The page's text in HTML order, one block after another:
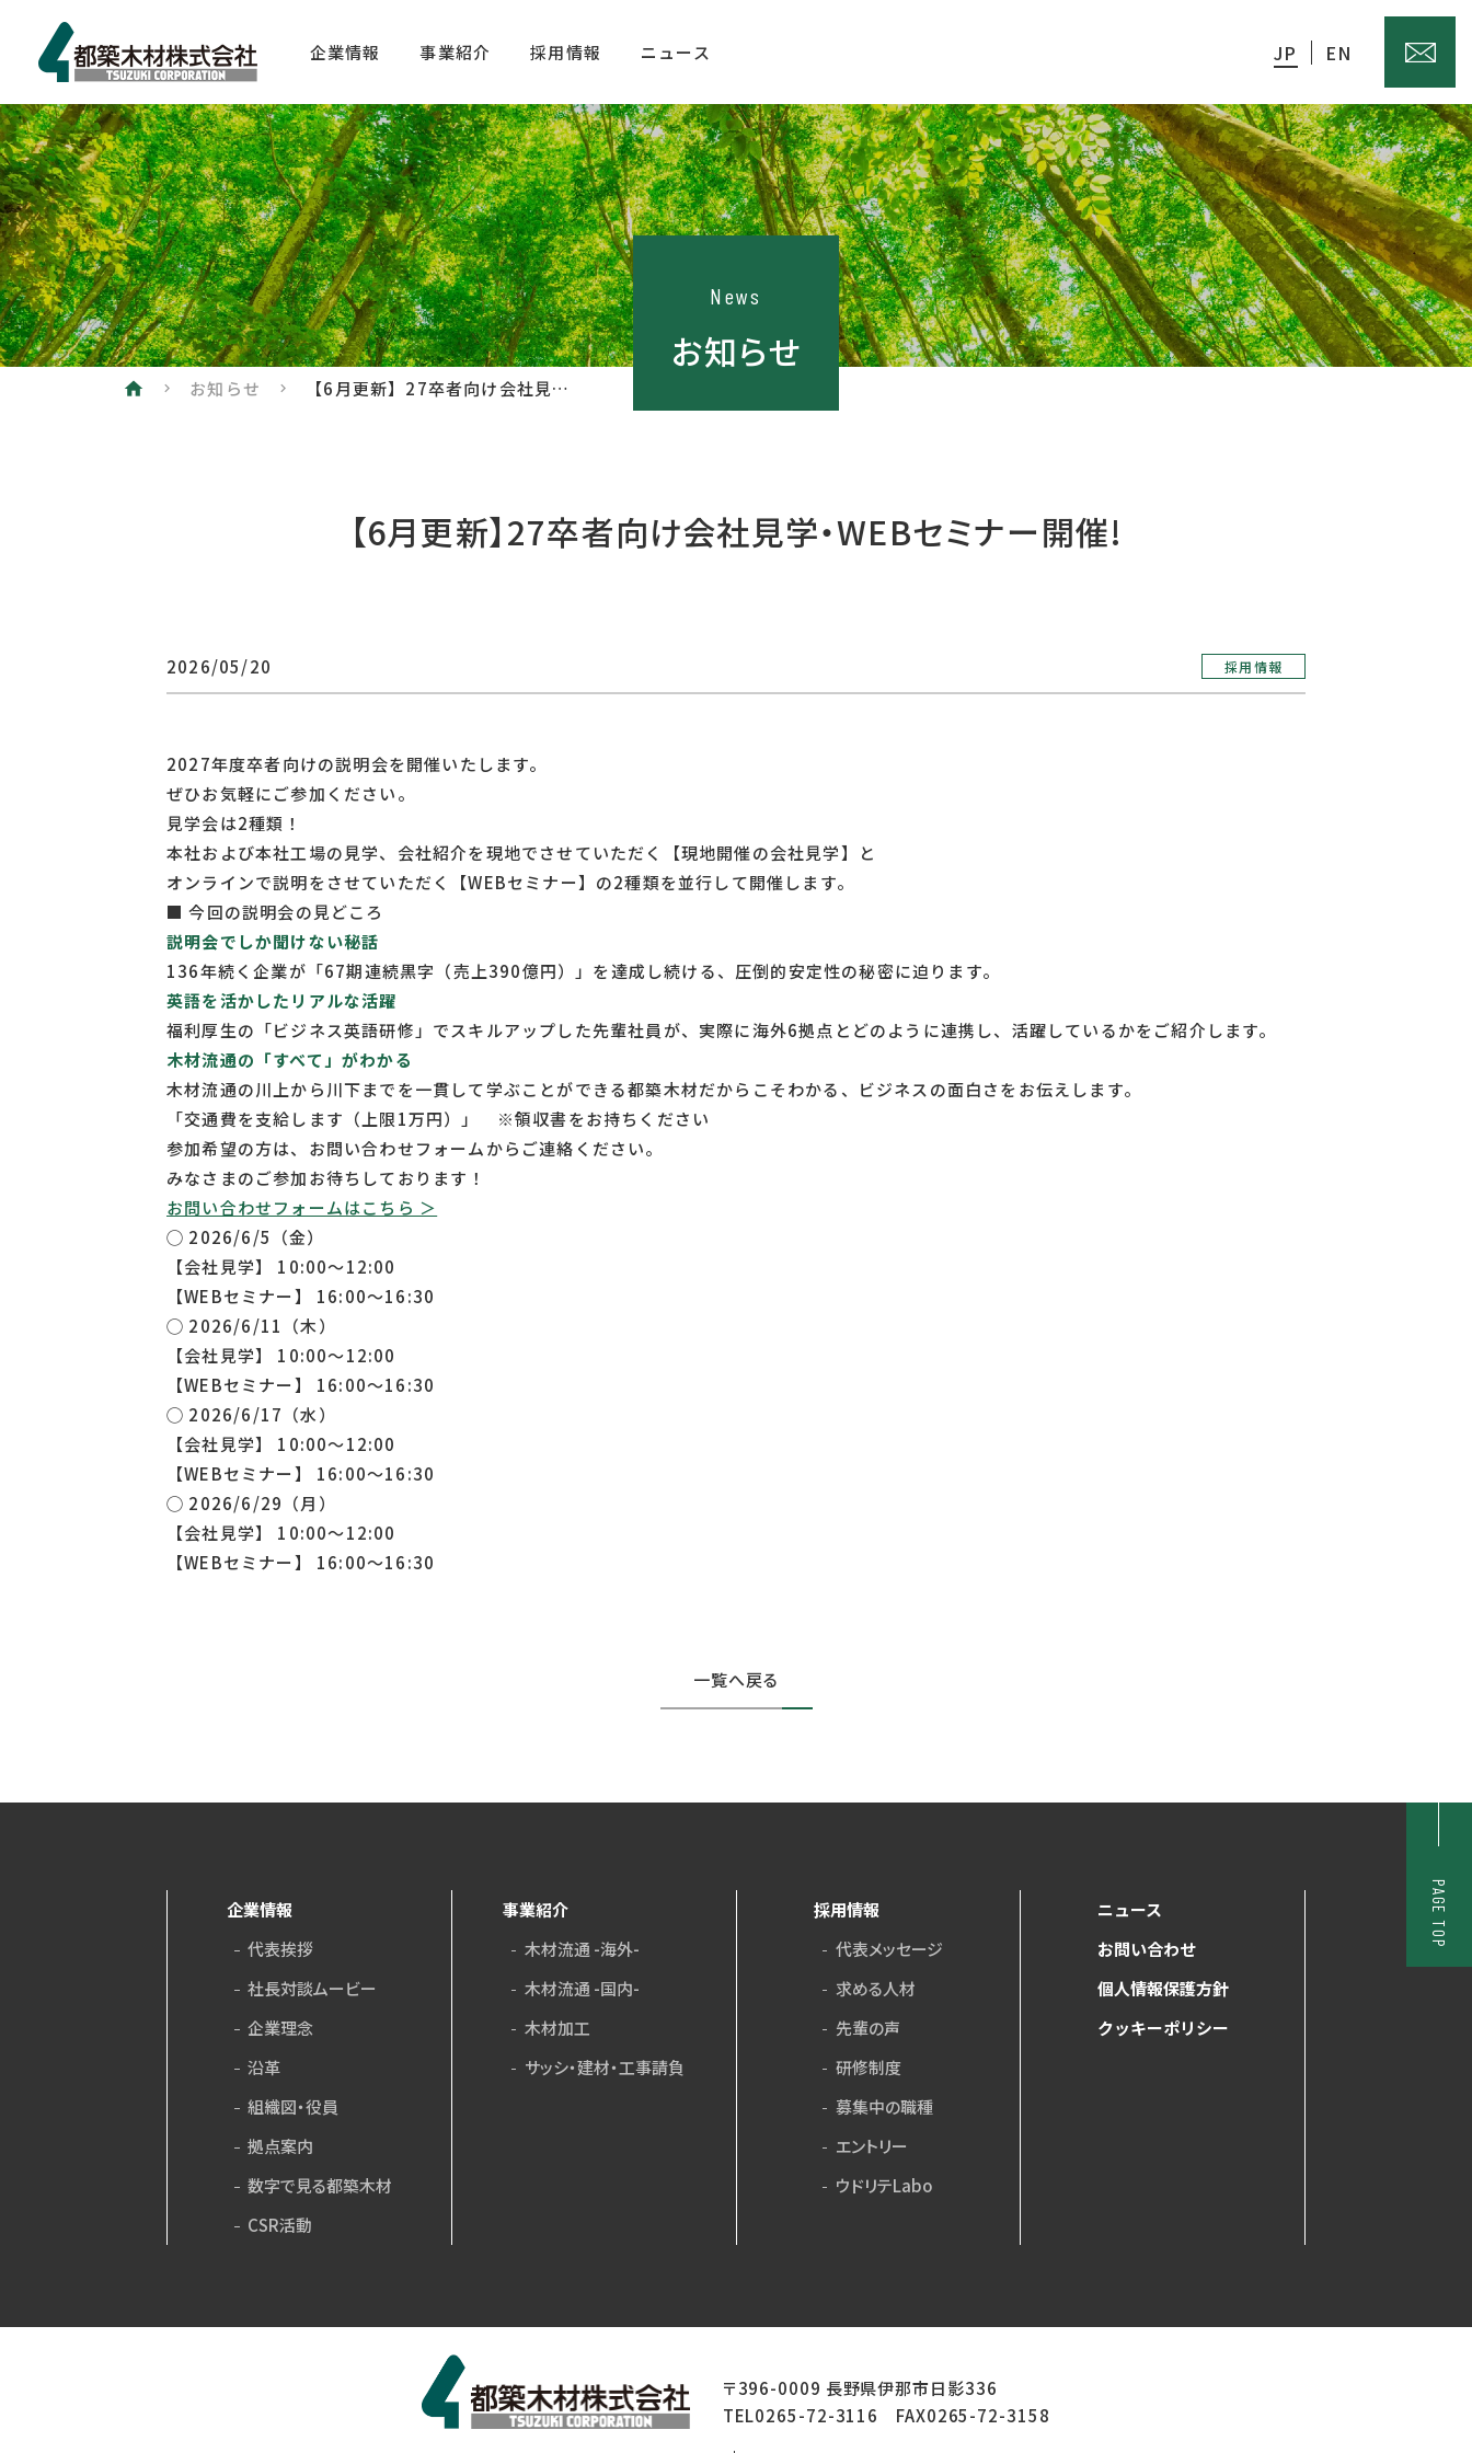
企業情報
代表挨拶
企業理念
社長対談ムービー
沿革
組織図・役員
拠点案内
事業紹介
木材流通
-海外-
木材流通
-国内-
木材加工
サッシ・
建材・
採用情報
代表メッセージ
求める人材・
キャリアプラン
先輩の声
研修制度
募集中の職種
ニュース JP EN
News
お知らせ
home お知らせ 【6月更新】27卒者向け会社見学・WEBセミナー開催!
【6月更新】27卒者向け会社見学・WEBセミナー開催!
2026/05/20 採用情報
2027年度卒者向けの説明会を開催いたします。
ぜひお気軽にご参加ください。
見学会は2種類！
本社および本社工場の見学、会社紹介を現地でさせていただく【現地開催の会社見学】と
オンラインで説明をさせていただく【WEBセミナー】の2種類を並行して開催します。
■ 今回の説明会の見どころ
説明会でしか聞けない秘話
136年続く企業が「67期連続黒字（売上390億円）」を達成し続ける、圧倒的安定性の秘密に迫ります。
英語を活かしたリアルな活躍
福利厚生の「ビジネス英語研修」でスキルアップした先輩社員が、実際に海外6拠点とどのように連携し、活躍しているかをご紹介します。
木材流通の「すべて」がわかる
木材流通の川上から川下までを一貫して学ぶことができる都築木材だからこそわかる、ビジネスの面白さをお伝えします。
「交通費を支給します（上限1万円）」 ※領収書をお持ちください
参加希望の方は、お問い合わせフォームからご連絡ください。
みなさまのご参加お待ちしております！
お問い合わせフォームはこちら ＞
◯ 2026/6/5（金）
【会社見学】 10:00〜12:00
【WEBセミナー】 16:00〜16:30
◯ 2026/6/11（木）
【会社見学】 10:00〜12:00
【WEBセミナー】 16:00〜16:30
◯ 2026/6/17（水）
【会社見学】 10:00〜12:00
【WEBセミナー】 16:00〜16:30
◯ 2026/6/29（月）
【会社見学】 10:00〜12:00
【WEBセミナー】 16:00〜16:30
一覧へ戻る
企業情報
代表挨拶
社長対談ムービー
企業理念
沿革
組織図・役員
拠点案内
数字で見る都築木材
CSR活動
事業紹介
木材流通 -海外-
木材流通 -国内-
木材加工
サッシ・建材・工事請負
採用情報
代表メッセージ
求める人材
先輩の声
研修制度
募集中の職種
エントリー
ウドリテLabo
ニュース
お問い合わせ
個人情報保護方針
クッキーポリシー
PAGE TOP
〒396-0009 長野県伊那市日影336
TEL0265-72-3116 FAX0265-72-3158